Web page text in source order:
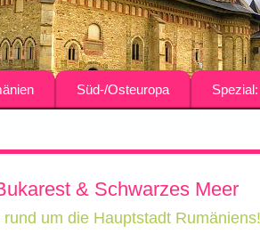
& Nachbarländer
Süd-/Osteuropa
Ungarn
Wein-
& Schwarzes Meer
um die Hauptstadt Rumäniens!